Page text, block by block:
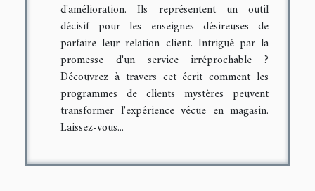
d'amélioration. Ils représentent un outil
décisif pour les enseignes désireuses de
parfaire leur relation client. Intrigué par la
promesse d'un service irréprochable ?
Découvrez à travers cet écrit comment les
programmes de clients mystères peuvent
transformer l'expérience vécue en magasin.
Laissez-vous...